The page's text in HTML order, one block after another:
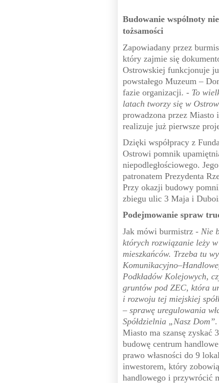
Budowanie wspólnoty
tożsamości
Zapowiadany przez
który zajmie się
Ostrowskiej funkcjonuje
powstałego Muzeum –
fazie organizacji. - To
latach tworzy się w
prowadzona przez
realizuje już pierwsze
Dzięki współpracy z
Ostrowi pomnik
niepodległościowego.
patronatem Prezydenta
Przy okazji budowy
zbiegu ulic 3 Maja i
Podejmowanie spraw
Jak mówi burmistrz - Nie
których rozwiązanie leży
mieszkańców. Trzeba tu
Podkładów Kolejowych,
gruntów pod ZEC, która
i rozwoju tej miejskiej
– sprawę uregulowania
Spółdzielnia „Nasz
Miasto ma szansę zyskać
budowę centrum
prawo własności do 9
inwestorem, który
handlowego i przywrócić